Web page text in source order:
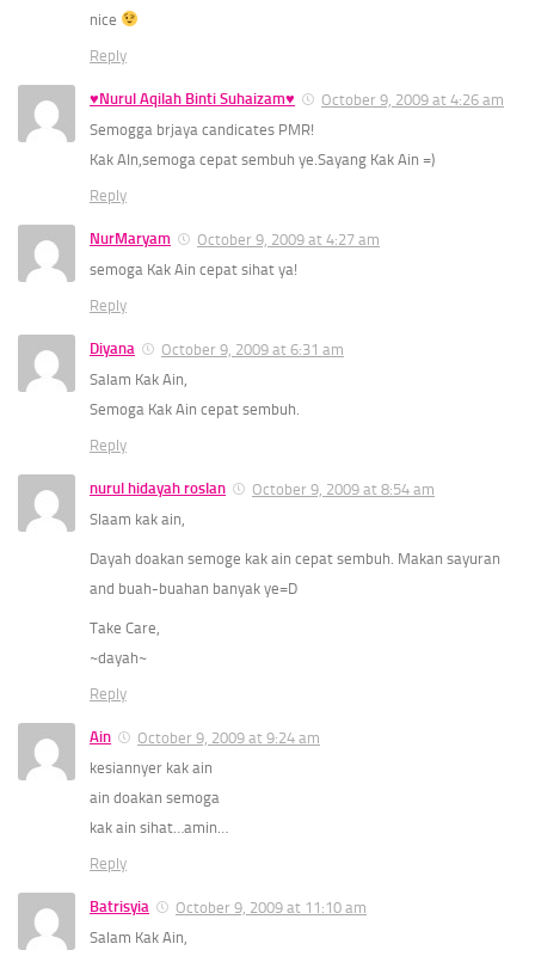
nice
Reply
♥Nurul Aqilah Binti Suhaizam♥
October 9, 2009 at 4:26 am
Semogga brjaya candicates PMR!
Kak AIn,semoga cepat sembuh ye.Sayang Kak Ain =)
Reply
NurMaryam
October 9, 2009 at 4:27 am
semoga Kak Ain cepat sihat ya!
Reply
Diyana
October 9, 2009 at 6:31 am
Salam Kak Ain,
Semoga Kak Ain cepat sembuh.
Reply
nurul hidayah roslan
October 9, 2009 at 8:54 am
Slaam kak ain,
Dayah doakan semoge kak ain cepat sembuh. Makan sayuran
and buah-buahan banyak ye=D
Take Care,
~dayah~
Reply
Ain
October 9, 2009 at 9:24 am
kesiannyer kak ain
ain doakan semoga
kak ain sihat…amin…
Reply
Batrisyia
October 9, 2009 at 11:10 am
Salam Kak Ain,